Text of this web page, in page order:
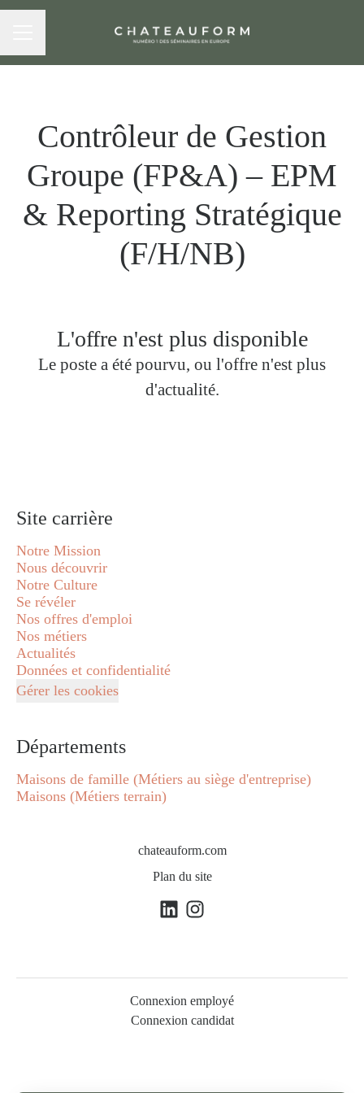
Contrôleur de Gestion
Groupe (FP&A) – EPM
& Reporting Stratégique
(F/H/NB)
L'offre n'est plus disponible
Le poste a été pourvu, ou l'offre n'est plus
d'actualité.
Site carrière
Notre Mission
Nous découvrir
Notre Culture
Se révéler
Nos offres d'emploi
Nos métiers
Actualités
Données et confidentialité
Gérer les cookies
Départements
Maisons de famille (Métiers au siège d'entreprise)
Maisons (Métiers terrain)
chateauform.com
Plan du site
Connexion employé
Connexion candidat